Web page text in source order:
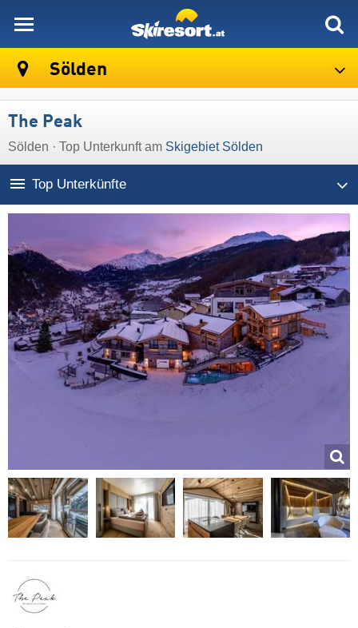
Sölden
The Peak
Sölden · Top Unterkunft am Skigebiet Sölden
Top Unterkünfte